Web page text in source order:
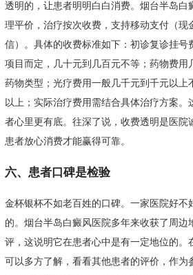
透明的，让患者明明白白消费。烟台半岛白
理平价，治疗按次收费，支持移动支付（现
信）。具体的收费标准如下：初诊复诊挂号
项目而定，几十元到几百元不等；药物费用
药物类型；光疗费用一般几千元到千元以上
以上；实际治疗费用需结合具体治疗方案。
者心里更有底。往深了说，收费透明是医院
患者放心消费才能赢得可靠。
六、患者口碑是检验
金杯银杯不如老百姓的口碑。一家医院好不
的。烟台半岛白癜风医院多年来收获了周边
评，这说明它在患者心中是有一定地位的。
可以多方了解，看看其他患者的评价，作为